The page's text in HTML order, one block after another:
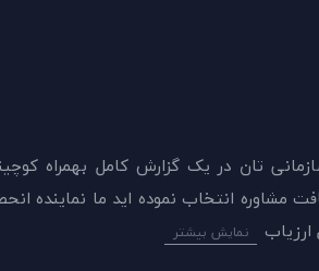
تان در يک گزارش کامل بهمراه
نمایش بیشتر